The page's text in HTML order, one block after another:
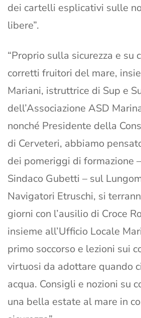
dei cartelli esplicativi sulle
libere”.
“Proprio sulla sicurezza e su
corretti fruitori del mare,
Mariani, istruttrice di Sup e
dell’Associazione ASD
nonché Presidente della
di Cerveteri, abbiamo
dei pomeriggi di formazione
Sindaco Gubetti – sul
Navigatori Etruschi, si
giorni con l’ausilio di Croce
insieme all’Ufficio Locale
primo soccorso e lezioni sui
virtuosi da adottare quando
acqua. Consigli e nozioni su
una bella estate al mare in